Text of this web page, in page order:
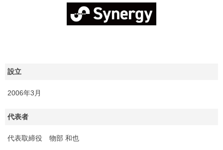
設立
2006年3月
代表者
代表取締役 物部 和也